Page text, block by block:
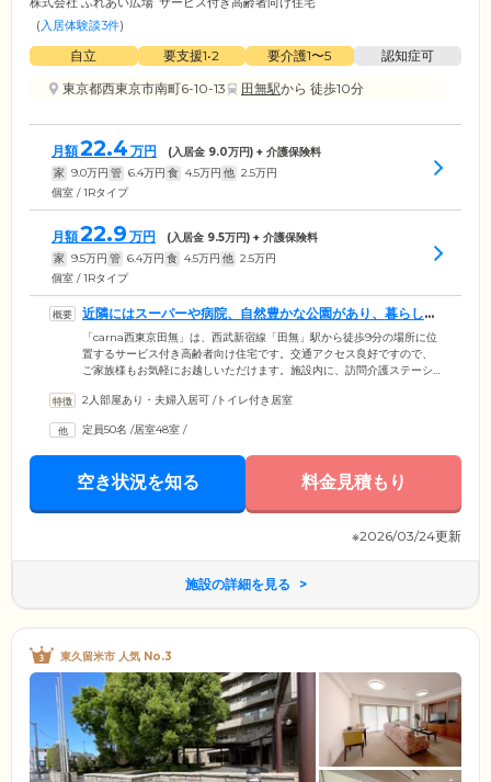
(入居体験談3件)
自立 要支援1•2 要介護1〜5
認知症可
東京都西東京市南町6-10-13
田無駅から 徒歩10分
月額22.4 万円 (入居金 9.0万円) + 介護保険料
家 9.0万円 管 6.4万円 食 4.5万円 他 2.5万円
個室 / 1Rタイプ
月額22.9 万円 (入居金 9.5万円) + 介護保険料
家 9.5万円 管 6.4万円 食 4.5万円 他 2.5万円
個室 / 1Rタイプ
近隣にはスーパーや病院、自然豊かな公園があり、暮らしや
すい環境です
「carna西東京田無」は、西武新宿線「田無」駅から徒歩9分の場所に位
置するサービス付き高齢者向け住宅です。交通アクセス良好ですので、
ご家族様もお気軽にお越しいただけます。施設内に、訪問介護ステーシ
を送りながら、必要に応じて介護サービスや生活支援サービスをご利用
連携が取れており、急な体調不良時も適切に対応しますので、ご安心く
ださい。近隣にはスーパーやコンビニ、飲食店、病院や自然豊かな公園
2人部屋あり・夫婦入居可 /トイレ付き居室
定員50名 /居室48室 /
空き状況を知る 料金見積もり
※2026/03/24更新
施設の詳細を見る
東久留米市 人気 No.3